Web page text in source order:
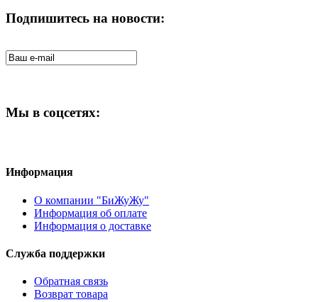
Подпишитесь на новости:
Мы в соцсетях:
Информация
О компании "БиЖуЖу"
Информация об оплате
Информация о доставке
Служба поддержки
Обратная связь
Возврат товара